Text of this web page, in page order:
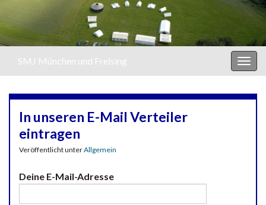
SMJ München und Freising
In unseren E-Mail Verteiler
eintragen
Veröffentlicht unterAllgemein
Deine E-Mail-Adresse